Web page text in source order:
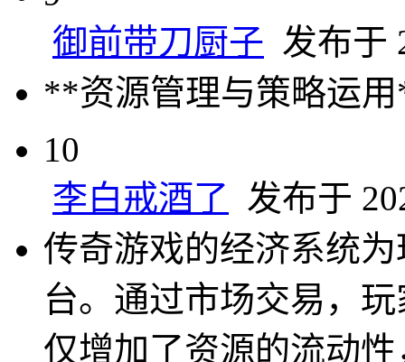
御前带刀厨子 发布于
**资源管理与策略运
10
李白戒酒了 发布于
传奇游戏的经济系统
台。通过市场交易，
仅增加了资源的流动